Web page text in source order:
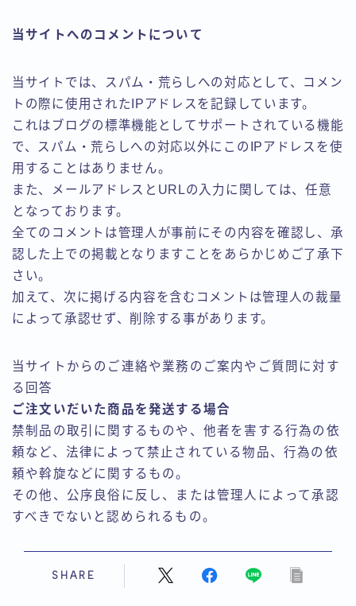
当サイトへのコメントについて
当サイトでは、スパム・荒らしへの対応として、コメン
トの際に使用されたIPアドレスを記録しています。
これはブログの標準機能としてサポートされている機能
で、スパム・荒らしへの対応以外にこのIPアドレスを使
用することはありません。
また、メールアドレスとURLの入力に関しては、任意
となっております。
全てのコメントは管理人が事前にその内容を確認し、承
認した上での掲載となりますことをあらかじめご了承下
さい。
加えて、次に掲げる内容を含むコメントは管理人の裁量
によって承認せず、削除する事があります。
当サイトからのご連絡や業務のご案内やご質問に対す
る回答
ご注文いだいた商品を発送する場合
禁制品の取引に関するものや、他者を害する行為の依
頼など、法律によって禁止されている物品、行為の依
頼や斡旋などに関するもの。
その他、公序良俗に反し、または管理人によって承認
すべきでないと認められるもの。
SHARE